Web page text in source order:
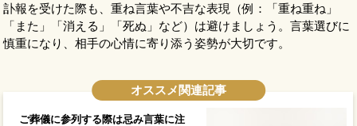
訃報を受けた際も、重ね言葉や不吉な表現（例：「重ね重ね」
「また」「消える」「死ぬ」など）は避けましょう。言葉選びに
慎重になり、相手の心情に寄り添う姿勢が大切です。
オススメ関連記事
ご葬儀に参列する際は忌み言葉に注